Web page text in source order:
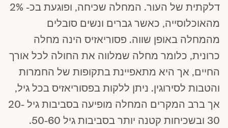
דלקתית של העור. המחלה שכיחה, ופוגעת בכ- 2%
מהאוכלוסייה, כאשר גברים ונשים סובלים
מהמחלה באופן שווה. פסוריאזיס הינה מחלה
כרונית, כלומר מחלה שמלווה את החולה לכל אורך
החיים, אך היא מתאפיינת בתקופות של החמרות
והטבות לסירוגין. ניתן ללקות בפסוריאזיס בכל גיל,
אך ברב המקרים המחלה מופיעה בסביבות גיל 20-
30 ובשכיחות קטנה יותר בסביבות גיל 50-60.